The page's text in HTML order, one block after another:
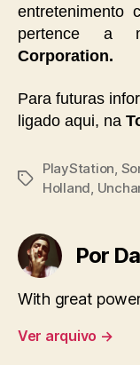
entretenimento
pertence a
Corporation.
Para futuras
ligado aqui, na
Tags
PlayStation,
Holland,
Por
With great
Ver arquivo →